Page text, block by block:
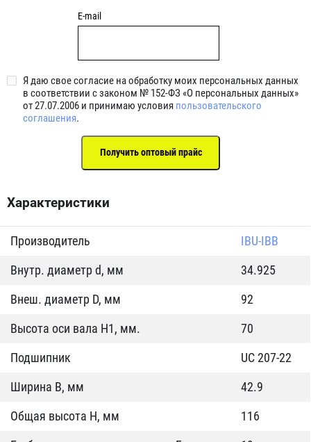
E-mail
Я даю свое согласие на обработку моих персональных данных
в соответствии с законом № 152-ФЗ «О персональных данных»
от 27.07.2006 и принимаю условия пользовательского
соглашения.
Характеристики
Производитель
IBU-IBB
Внутр. диаметр d, мм
34.925
Внеш. диаметр D, мм
92
Высота оси вала H1, мм.
70
Подшипник
UC 207-22
Ширина B, мм
42.9
Общая высота H, мм
116